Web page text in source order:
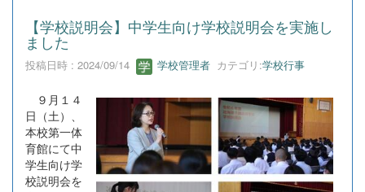
【学校説明会】中学生向け学校説明会を実施し
ました
投稿日時 : 2024/09/14 学校管理者 カテゴリ:学校行事
９月１４
日（土）、
本校第一体
育館にて中
学生向け学
校説明会を